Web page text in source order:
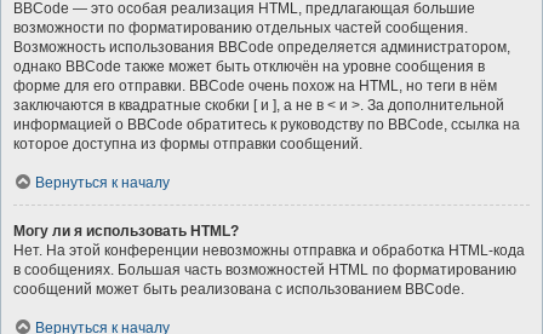
BBCode — это особая реализация HTML, предлагающая большие
возможности по форматированию отдельных частей сообщения.
Возможность использования BBCode определяется администратором,
однако BBCode также может быть отключён на уровне сообщения в
форме для его отправки. BBCode очень похож на HTML, но теги в нём
заключаются в квадратные скобки [ и ], а не в < и >. За дополнительной
информацией о BBCode обратитесь к руководству по BBCode, ссылка на
которое доступна из формы отправки сообщений.
Вернуться к началу
Могу ли я использовать HTML?
Нет. На этой конференции невозможны отправка и обработка HTML-кода
в сообщениях. Большая часть возможностей HTML по форматированию
сообщений может быть реализована с использованием BBCode.
Вернуться к началу